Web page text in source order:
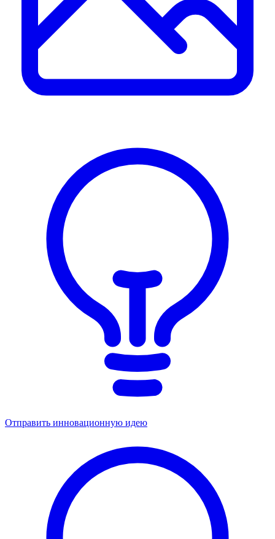
Отправить инновационную идею